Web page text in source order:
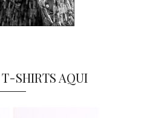
SHIRTS AQUI